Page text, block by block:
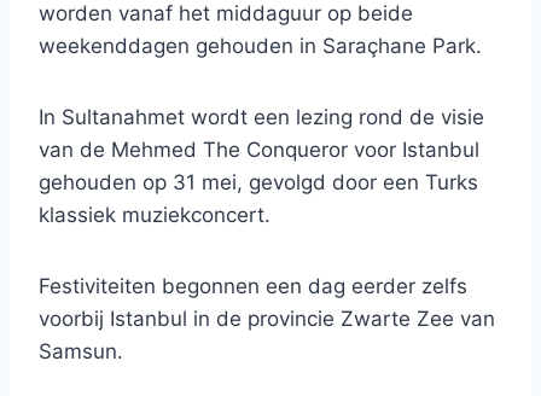
worden vanaf het middaguur op beide
weekenddagen gehouden in Saraçhane Park.
In Sultanahmet wordt een lezing rond de visie
van de Mehmed The Conqueror voor Istanbul
gehouden op 31 mei, gevolgd door een Turks
klassiek muziekconcert.
Festiviteiten begonnen een dag eerder zelfs
voorbij Istanbul in de provincie Zwarte Zee van
Samsun.